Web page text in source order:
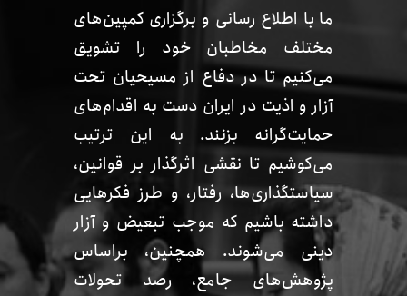
ما با اطلاع رسانی و برگزاری کمپین‌‌های
مختلف مخاطبان خود را تشویق
می‌کنیم تا در دفاع از مسیحیان تحت
آزار و اذیت در ایران دست به اقدام‌های
حمایت‌گرانه بزنند. به این ترتیب
می‌کوشیم تا نقشی اثرگذار بر قوانین،
سیاستگذاری‌ها، رفتار، و طرز فکرهایی
داشته باشیم که موجب تبعیض و آزار
دینی می‌شوند. همچنین، براساس
پژوهش‌‌های جامع، رصد تحولات